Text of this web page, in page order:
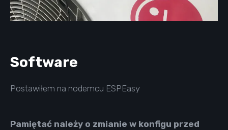
Software
Postawiłem na nodemcu ESPEasy
Pamiętać należy o zmianie w konfigu przed